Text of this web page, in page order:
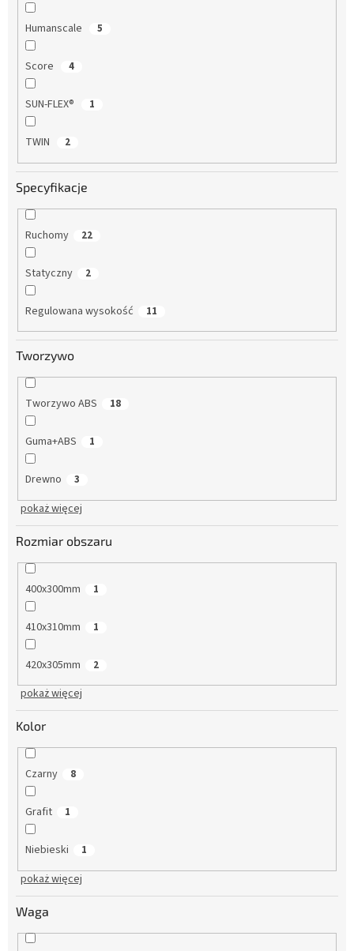
Humanscale 5
Score 4
SUN-FLEX® 1
TWIN 2
Specyfikacje
Ruchomy 22
Statyczny 2
Regulowana wysokość 11
Tworzywo
Tworzywo ABS 18
Guma+ABS 1
Drewno 3
pokaż więcej
Rozmiar obszaru
400x300mm 1
410x310mm 1
420x305mm 2
pokaż więcej
Kolor
Czarny 8
Grafit 1
Niebieski 1
pokaż więcej
Waga